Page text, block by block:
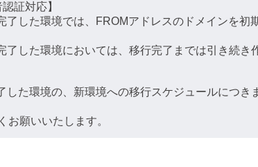
証対応】
了した環境では、FROMアドレスのドメインを
了した環境においては、移行完了までは引き続
した環境の、新環境への移行スケジュールにつ
お願いいたします。